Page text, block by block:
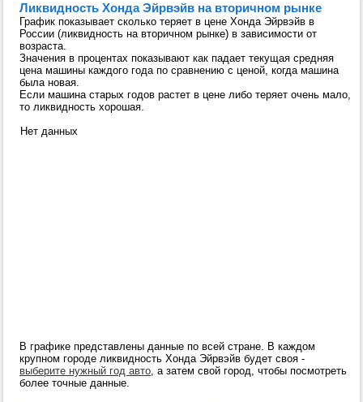
Ликвидность Хонда Эйрвэйв на вторичном рынке
График показывает сколько теряет в цене Хонда Эйрвэйв в
России (ликвидность на вторичном рынке) в зависимости от
возраста.
Значения в процентах показывают как падает текущая средняя
цена машины каждого года по сравнению с ценой, когда машина
была новая.
Если машина старых годов растет в цене либо теряет очень мало,
то ликвидность хорошая.
Нет данных
В графике представлены данные по всей стране. В каждом
крупном городе ликвидность Хонда Эйрвэйв будет своя -
выберите нужный год авто, а затем свой город, чтобы посмотреть
более точные данные.